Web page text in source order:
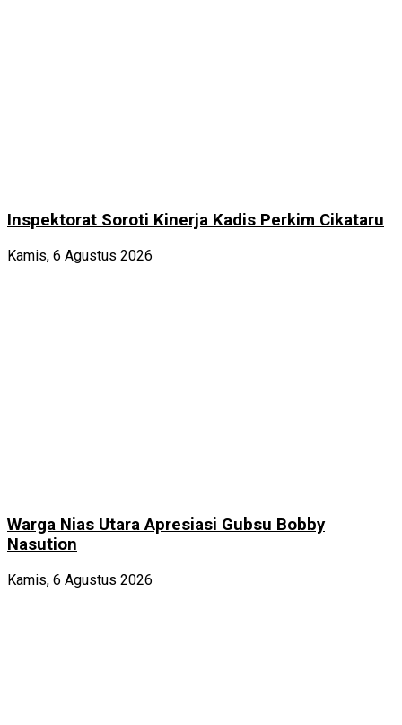
Inspektorat Soroti Kinerja Kadis Perkim Cikataru
Kamis, 6 Agustus 2026
Warga Nias Utara Apresiasi Gubsu Bobby
Nasution
Kamis, 6 Agustus 2026